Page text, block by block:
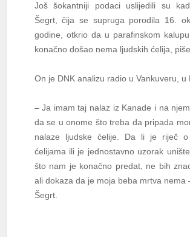
Još šokantniji podaci uslijedili su
Šegrt, čija se supruga porodila 16.
godine, otkrio da u parafinskom
konačno došao nema ljudskih ćelija, piše
On je DNK analizu radio u Vankuveru, u
– Ja imam taj nalaz iz Kanade i na
da se u onome što treba da pripada
nalaze ljudske ćelije. Da li je riječ o
ćelijama ili je jednostavno uzorak
što nam je konačno predat, ne bih
ali dokaza da je moja beba mrtva nema
Šegrt.